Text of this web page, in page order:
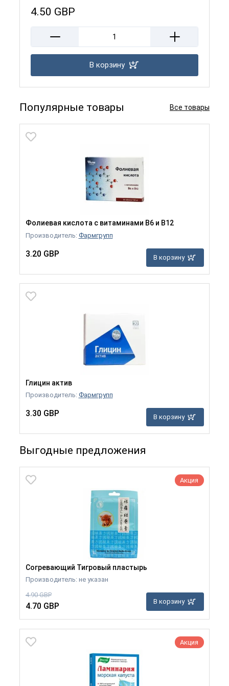
4.50 GBP
В корзину
Популярные товары Все товары
Фолиевая кислота с витаминами B6 и B12
Производитель: Фармгрупп
3.20 GBP В корзину
Глицин актив
Производитель: Фармгрупп
3.30 GBP В корзину
Выгодные предложения
Акция
Согревающий Тигровый пластырь
Производитель: не указан
4.90 GBP
4.70 GBP В корзину
Акция